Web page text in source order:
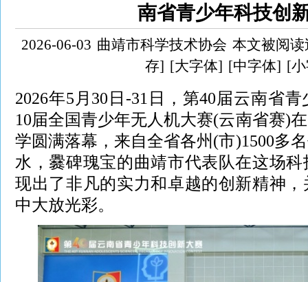
南省青少年科技创
2026-06-03 曲靖市科学技术协会 本文被阅读
存] [大字体] [中字体] [
2026年5月30日-31日，第40届云南省
10届全国青少年无人机大赛(云南省赛)
学圆满落幕，来自全省各州(市)1500多
水，爨碑瑰宝的曲靖市代表队在这场
现出了非凡的实力和卓越的创新精神
中大放光彩。